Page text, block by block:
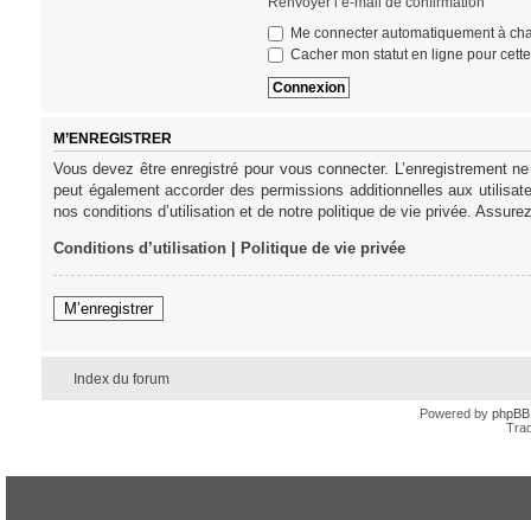
Me connecter automatiquement à
Cacher mon statut en ligne pour
M’ENREGISTRER
Vous devez être enregistré pour vous connecter. L’enregistrement
peut également accorder des permissions additionnelles aux
nos conditions d’utilisation et de notre politique de vie privée.
Conditions d’utilisation| Politique de vie privée
M’enregistrer
Index du forum
Powered by phpBB